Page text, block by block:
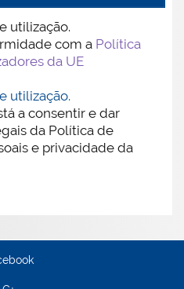
utilização.
com a Política
da UE
utilização.
a consentir e dar
da Política de
e privacidade da